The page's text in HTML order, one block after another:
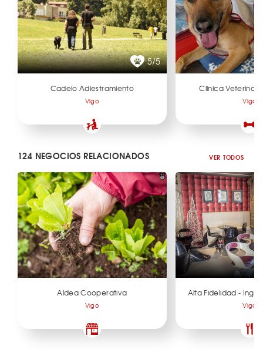
5/5
Cadelo Adiestramiento
Vigo
Clinica
Vigo
124 NEGOCIOS RELACIONADOS VER TODOS
Aldea Cooperativa
Vigo
Alta Fidelidad -
Vigo